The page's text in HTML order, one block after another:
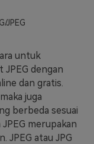
Kami
JPEG
untuk
dengan
dan gratis.
juga
berbeda sesuai
merupakan
JPEG atau JPG